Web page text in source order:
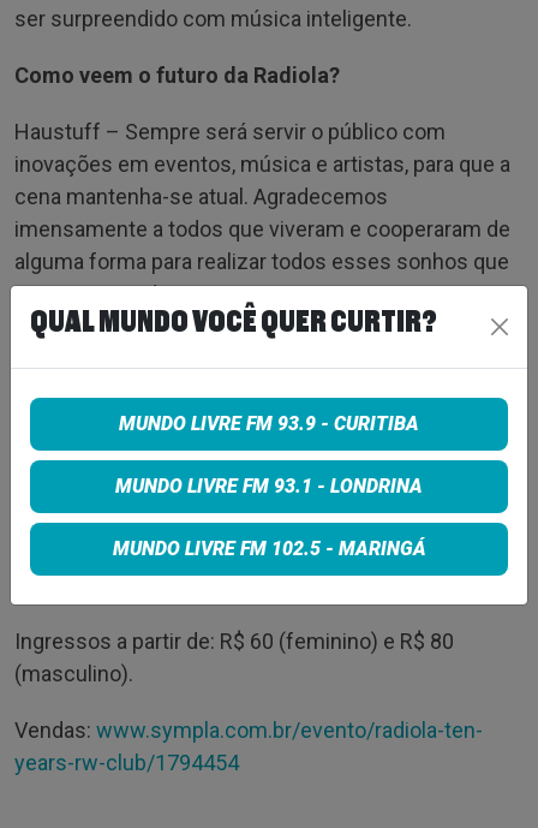
ser surpreendido com música inteligente.
Como veem o futuro da Radiola?
Haustuff – Sempre será servir o público com
inovações em eventos, música e artistas, para que a
cena mantenha-se atual. Agradecemos
imensamente a todos que viveram e cooperaram de
alguma forma para realizar todos esses sonhos que
vivemos e ainda vamos viver!
Local: Grand Mercure Curitiba Rayon (Rua Visconde
de Nácar, 1424 – Centro, Curitiba – PR)
Data: sábado, 26/11
Hora: a partir das 22h.
Ingressos a partir de: R$ 60 (feminino) e R$ 80
(masculino).
Vendas: www.sympla.com.br/evento/radiola-ten-
years-rw-club/1794454
QUAL MUNDO VOCÊ QUER CURTIR?
MUNDO LIVRE FM 93.9 - CURITIBA
MUNDO LIVRE FM 93.1 - LONDRINA
MUNDO LIVRE FM 102.5 - MARINGÁ